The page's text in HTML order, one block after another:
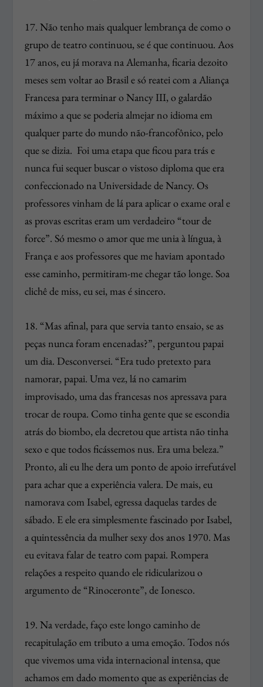
17. Não tenho mais qualquer lembrança de como o
grupo de teatro continuou, se é que continuou. Aos
17 anos, eu já morava na Alemanha, ficaria dezoito
meses sem voltar ao Brasil e só reatei com a Aliança
Francesa para terminar o Nancy III, o galardão
máximo a que se poderia almejar no idioma em
qualquer parte do mundo não-francofônico, pelo
que se dizia. Foi uma etapa que ficou para trás e
nunca fui sequer buscar o vistoso diploma que era
confeccionado na Universidade de Nancy. Os
professores vinham de lá para aplicar o exame oral e
as provas escritas eram um verdadeiro “tour de
force”. Só mesmo o amor que me unia à língua, à
França e aos professores que me haviam apontado
esse caminho, permitiram-me chegar tão longe. Soa
clichê de miss, eu sei, mas é sincero.
18. “Mas afinal, para que servia tanto ensaio, se as
peças nunca foram encenadas?”, perguntou papai
um dia. Desconversei. “Era tudo pretexto para
namorar, papai. Uma vez, lá no camarim
improvisado, uma das francesas nos apressava para
trocar de roupa. Como tinha gente que se escondia
atrás do biombo, ela decretou que artista não tinha
sexo e que todos ficássemos nus. Era uma beleza.”
Pronto, ali eu lhe dera um ponto de apoio irrefutável
para achar que a experiência valera. De mais, eu
namorava com Isabel, egressa daquelas tardes de
sábado. E ele era simplesmente fascinado por Isabel,
a quintessência da mulher sexy dos anos 1970. Mas
eu evitava falar de teatro com papai. Rompera
relações a respeito quando ele ridicularizou o
argumento de “Rinoceronte”, de Ionesco.
19. Na verdade, faço este longo caminho de
recapitulação em tributo a uma emoção. Todos nós
que vivemos uma vida internacional intensa, que
achamos em dado momento que as experiências de